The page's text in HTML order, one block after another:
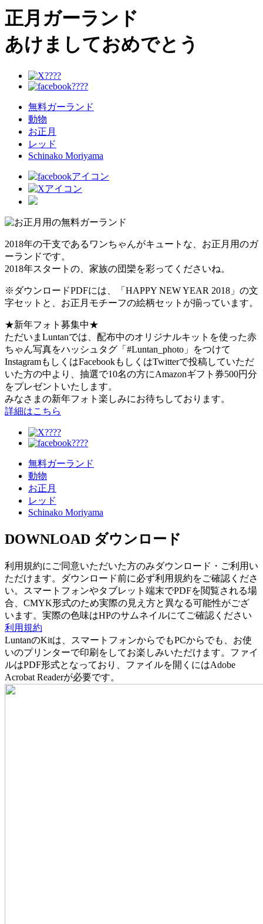
正月ガーランド
あけましておめでとう
無料ガーランド
動物
お正月
レッド
Schinako Moriyama
2018年の干支であるワンちゃんがキュートな、お正月用のガ
ーランドです。
2018年スタートの、家族の団欒を彩ってくださいね。
※ダウンロードPDFには、「HAPPY NEW YEAR 2018」の文
字セットと、お正月モチーフの絵柄セットが揃っています。
★新年フォト募集中★
ただいまLuntanでは、配布中のオリジナルキットを使った赤
ちゃん写真をハッシュタグ「#Luntan_photo」をつけて
InstagramもしくはFacebookもしくはTwitterで投稿していただ
いた方の中より、抽選で10名の方にAmazonギフト券500円分
をプレゼントいたします。
みなさまの新年フォト楽しみにお待ちしております。
詳細はこちら
無料ガーランド
動物
お正月
レッド
Schinako Moriyama
DOWNLOAD ダウンロード
利用規約にご同意いただいた方のみダウンロード・ご利用い
ただけます。ダウンロード前に必ず利用規約をご確認くださ
い。スマートフォンやタブレット端末でPDFを閲覧される場
合、CMYK形式のため実際の見え方と異なる可能性がござ
います。実際の色味はHPのサムネイルにてご確認ください
利用規約
LuntanのKitは、スマートフォンからでもPCからでも、お使
いのプリンターで印刷をしてお楽しみいただけます。ファイ
ルはPDF形式となっており、ファイルを開くにはAdobe
Acrobat Readerが必要です。